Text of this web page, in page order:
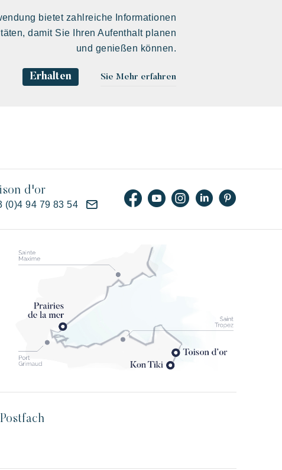
bietet zahlreiche Informationen
damit Sie Ihren Aufenthalt planen
und genießen können.
Erhalten Sie Mehr erfahren
d'or
(0)4 94 79 83 54